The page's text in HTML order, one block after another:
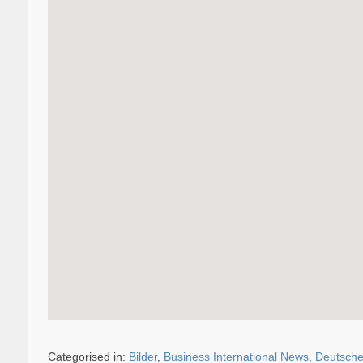
Categorised in: Bilder, Business International News,